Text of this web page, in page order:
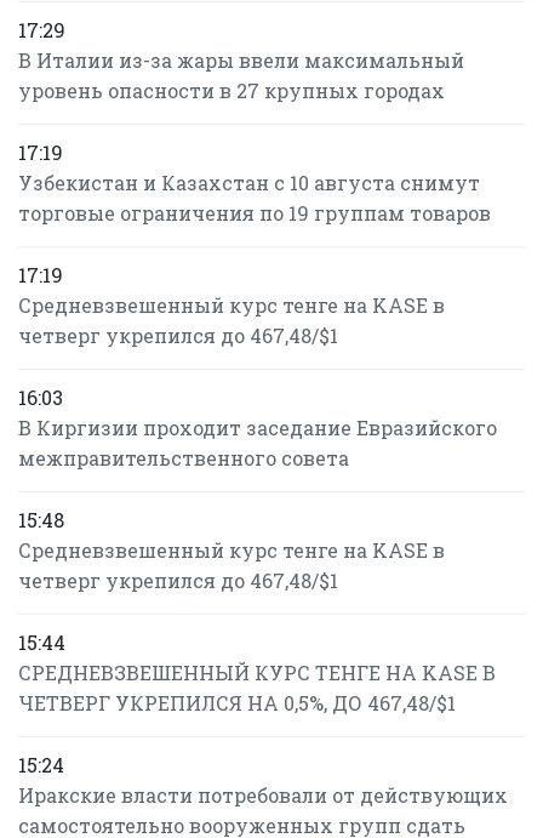
17:29
В Италии из-за жары ввели максимальный
уровень опасности в 27 крупных городах
17:19
Узбекистан и Казахстан с 10 августа снимут
торговые ограничения по 19 группам товаров
17:19
Средневзвешенный курс тенге на KASE в
четверг укрепился до 467,48/$1
16:03
В Киргизии проходит заседание Евразийского
межправительственного совета
15:48
Средневзвешенный курс тенге на KASE в
четверг укрепился до 467,48/$1
15:44
СРЕДНЕВЗВЕШЕННЫЙ КУРС ТЕНГЕ НА KASE В
ЧЕТВЕРГ УКРЕПИЛСЯ НА 0,5%, ДО 467,48/$1
15:24
Иракские власти потребовали от действующих
самостоятельно вооруженных групп сдать